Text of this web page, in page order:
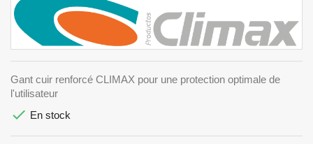
Gant cuir renforcé CLIMAX pour une protection optimale de
l'utilisateur
 En stock